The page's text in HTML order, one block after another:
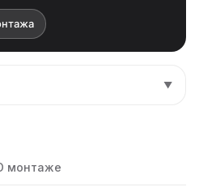
▼
монтаже